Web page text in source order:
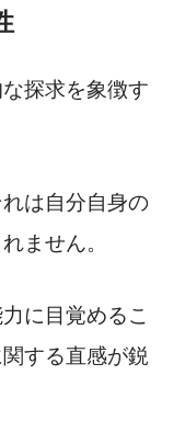
探求を象徴す
は自分自身の
ません。
に目覚めるこ
する直感が鋭